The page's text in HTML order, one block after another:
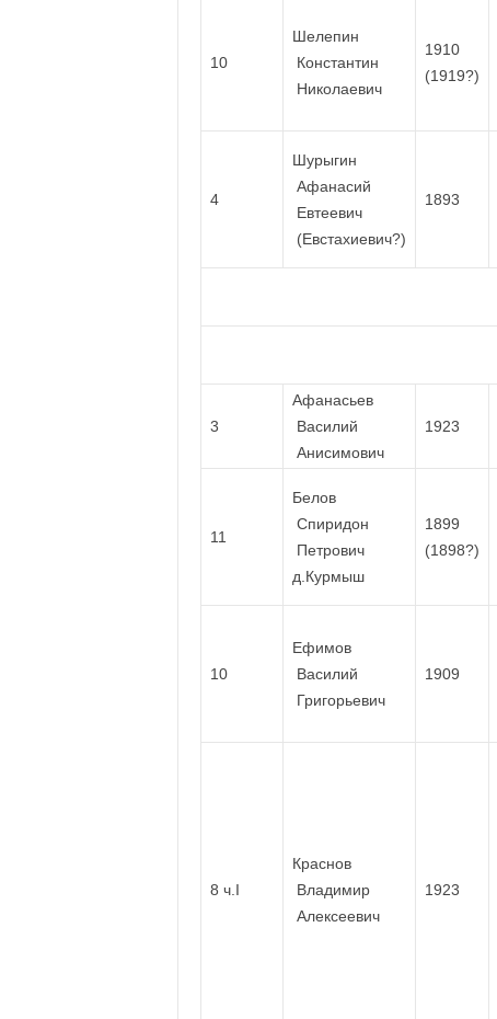
10
Шелепин
Константин
Николаевич
1910
(1919?)
4
Шурыгин
Афанасий
Евтеевич
(Евстахиевич?)
1893
3
Афанасьев
Василий
Анисимович
1923
11
Белов
Спиридон
Петрович
д.Курмыш
1899
(1898?)
10
Ефимов
Василий
Григорьевич
1909
8 ч.I
Краснов
Владимир
Алексеевич
1923